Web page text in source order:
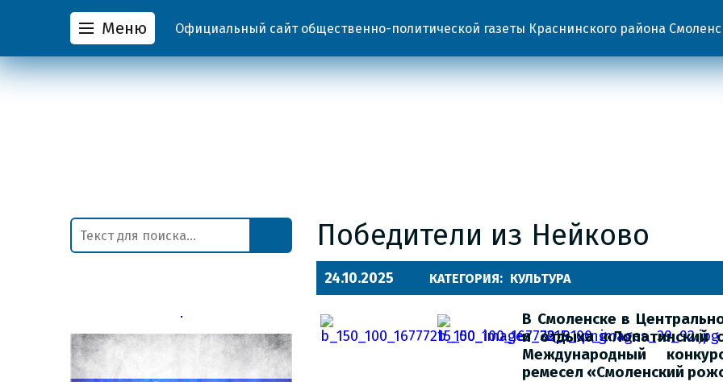
Меню Официальный сайт общественно-политической газеты Краснинского района
Победители из Нейково
24.10.2025 КАТЕГОРИЯ: КУЛЬТУРА
В Смоленске в
и отдыха «Лопатинский
Международный
ремесел «Смоленский